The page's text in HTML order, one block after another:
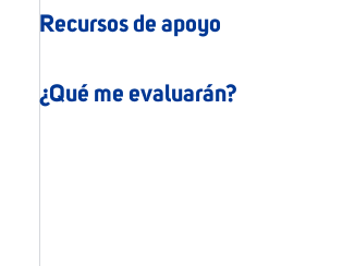
Recursos de apoyo
¿Qué me evaluarán?